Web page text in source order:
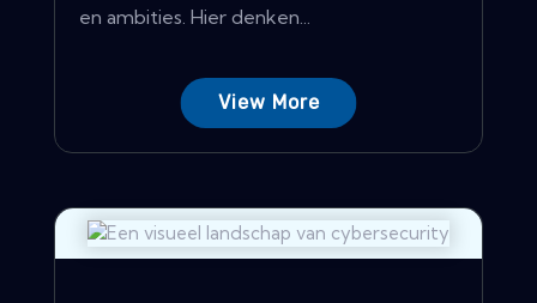
en ambities. Hier denken...
View More